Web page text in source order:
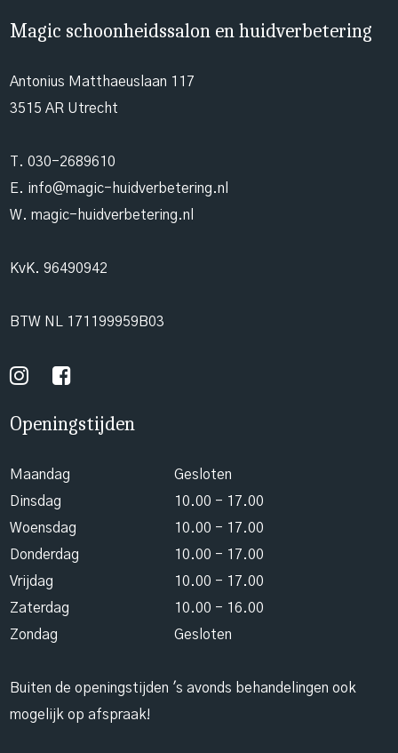
Magic schoonheidssalon en huidverbetering
Antonius Matthaeuslaan 117
3515 AR Utrecht
T. 030-2689610
E. info@magic-huidverbetering.nl
W. magic-huidverbetering.nl
KvK. 96490942
BTW NL 171199959B03
Openingstijden
Maandag
Gesloten
Dinsdag
10.00 - 17.00
Woensdag
10.00 - 17.00
Donderdag
10.00 - 17.00
Vrijdag
10.00 - 17.00
Zaterdag
10.00 - 16.00
Zondag
Gesloten
Buiten de openingstijden 's avonds behandelingen ook
mogelijk op afspraak!